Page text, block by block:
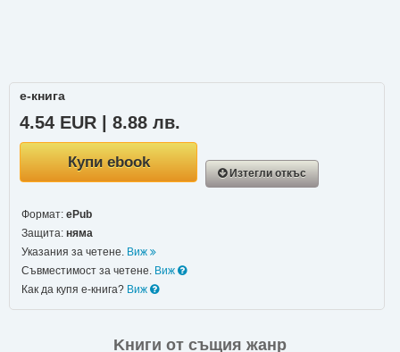
е-книга
4.54 EUR | 8.88 лв.
Купи ebook
Изтегли откъс
Формат: ePub
Защита: няма
Указания за четене. Виж
Съвместимост за четене. Виж
Как да купя е-книга? Виж
Kниги от същия жанр